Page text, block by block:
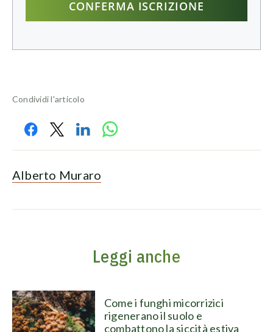
Condividi l'articolo
Alberto Muraro
Leggi anche
Come i funghi micorrizici
rigenerano il suolo e
combattono la siccità estiva